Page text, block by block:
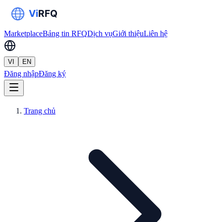
MarketplaceBảng tin RFQDịch vụGiới thiệuLiên hệ
VI EN
Đăng nhậpĐăng ký
Trang chủ